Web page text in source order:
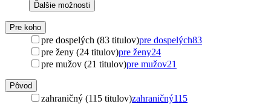
Ďalšie možnosti
Pre koho
pre dospelých (83 titulov)pre dospelých83
pre ženy (24 titulov)pre ženy24
pre mužov (21 titulov)pre mužov21
Pôvod
zahraničný (115 titulov)zahraničný115